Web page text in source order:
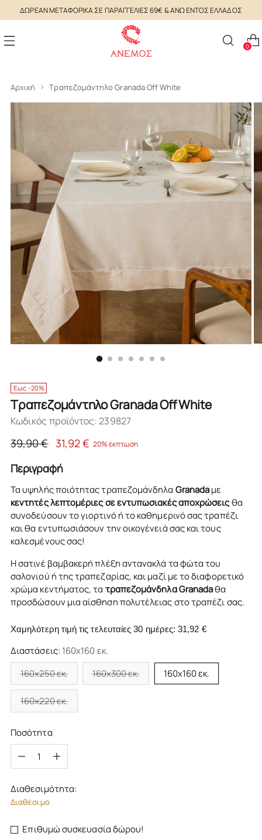
ΔΩΡΕΑΝ ΜΕΤΑΦΟΡΙΚΑ ΣΕ ΠΑΡΑΓΓΕΛΙΕΣ 69€ & ΑΝΩ ΕΝΤΟΣ ΕΛΛΑΔΟΣ
0
Αρχική Τραπεζομάντηλο Granada Off White
Έως -20%
Τραπεζομάντηλο Granada Off White
Κωδικός προϊόντος: 239827
Κανονική
39,90 € 31,92 € 20% έκπτωση
Περιγραφή
Τα υψηλής ποιότητας τραπεζομάνδηλα Granadaμε
κεντητές λεπτομέριες σε εντυπωσιακές αποχρώσειςθα
συνοδεύσουν το γιορτινό ή το καθημερινό σας τραπέζι
και θα εντυπωσιάσουν την οικογένειά σας και τους
καλεσμένους σας!
Η σατινέ βαμβακερή πλέξη αντανακλά τα φώτα του
σαλονιού ή της τραπεζαρίας, και μαζί με το διαφορετικό
χρώμα κεντήματος, τα τραπεζομάνδηλα Granadaθα
προσδώσουν μια αίσθηση πολυτέλειας στο τραπέζι σας.
Χαμηλότερη τιμή τις τελευταίες 30 ημέρες:31,92 €
Διαστάσεις: 160x160 εκ.
160x250 εκ.
160x300 εκ. 160x160 εκ.
160x220 εκ.
Ποσότητα
Ποσότητα
Διαθεσιμότητα:
Διαθέσιμο
Επιθυμώ συσκευασία δώρου!